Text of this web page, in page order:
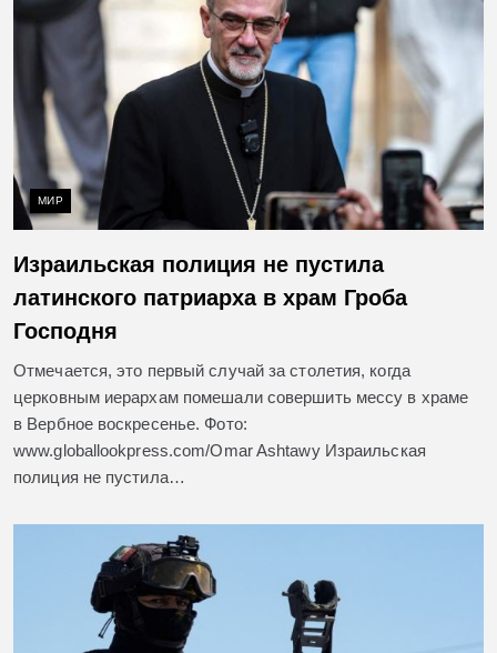
МИР
Израильская полиция не пустила
латинского патриарха в храм Гроба
Господня
Отмечается, это первый случай за столетия, когда
церковным иерархам помешали совершить мессу в храме
в Вербное воскресенье. Фото:
www.globallookpress.com/Omar Ashtawy Израильская
полиция не пустила…